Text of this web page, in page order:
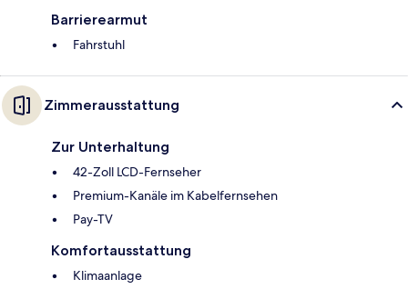
Barrierearmut
Fahrstuhl
Zimmerausstattung
Zur Unterhaltung
42-Zoll LCD-Fernseher
Premium-Kanäle im Kabelfernsehen
Pay-TV
Komfortausstattung
Klimaanlage